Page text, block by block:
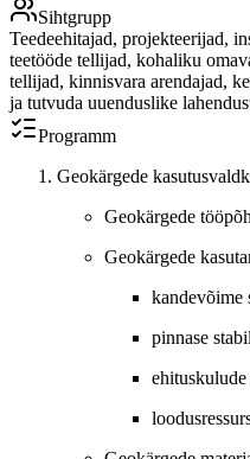
Sihtgrupp
Teedeehitajad, projekteerijad,
teetööde tellijad, kohaliku
tellijad, kinnisvara arendajad,
ja tutvuda uuenduslike
Programm
Geokärgede
Geokärgede
Geokärgede
kandevõime
pinnase